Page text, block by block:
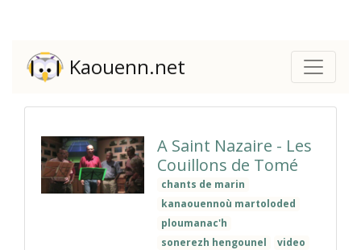
Kaouenn.net
A Saint Nazaire - Les
Couillons de Tomé
chants de marin
kanaouennoù martoloded
ploumanac'h
sonerezh hengounel
video